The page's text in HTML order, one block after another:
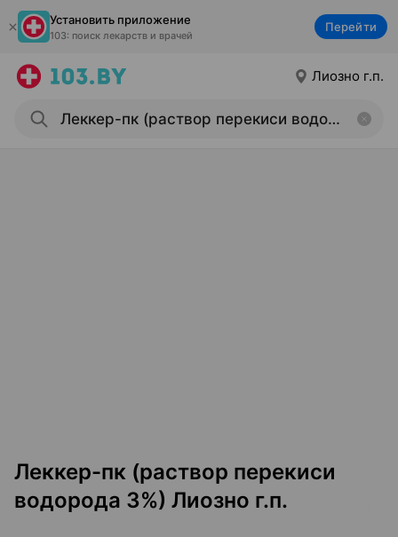
Установить приложение
103: поиск лекарств и врачей
Перейти
Лиозно г.п.
Леккер-пк (раствор перекиси
водорода 3%) Лиозно г.п.